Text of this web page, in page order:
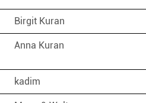
Birgit Kuran
Anna Kuran
kadim